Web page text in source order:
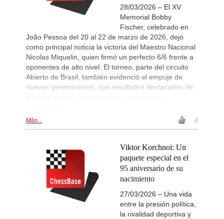
28/03/2026 – El XV
Memorial Bobby
Fischer, celebrado en
João Pessoa del 20 al 22 de marzo de 2026, dejó
como principal noticia la victoria del Maestro Nacional
Nicolas Miquelin, quien firmó un perfecto 6/6 frente a
oponentes de alto nivel. El torneo, parte del circuito
Abierto de Brasil, también evidenció el empuje de
nuevas generaciones, con resultados destacados de
Más... 4
Viktor Korchnoi: Un
paquete especial en el
95 aniversario de su
nacimiento
27/03/2026 – Una vida
entre la presión política,
la rivalidad deportiva y